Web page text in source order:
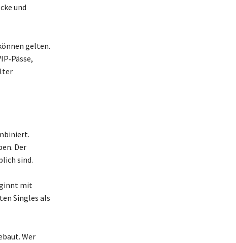
und
gelten.
Der
sind.
mit
Singles als
Wer